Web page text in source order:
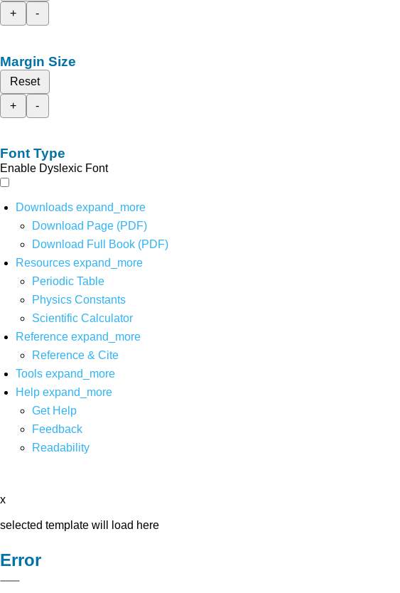
+
-
Margin Size
Reset
+
-
Font Type
Enable Dyslexic Font
Downloads expand_more
Download Page (PDF)
Download Full Book (PDF)
Resources expand_more
Periodic Table
Physics Constants
Scientific Calculator
Reference expand_more
Reference & Cite
Tools expand_more
Help expand_more
Get Help
Feedback
Readability
x
selected template will load here
Error